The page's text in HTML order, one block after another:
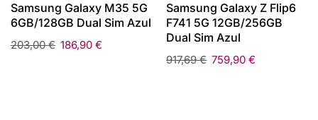
Samsung Galaxy M35 5G
6GB/128GB Dual Sim Azul
203,00€ 186,90 €
Samsung Galaxy Z Flip6
F741 5G 12GB/256GB
Dual Sim Azul
917,69€ 759,90 €